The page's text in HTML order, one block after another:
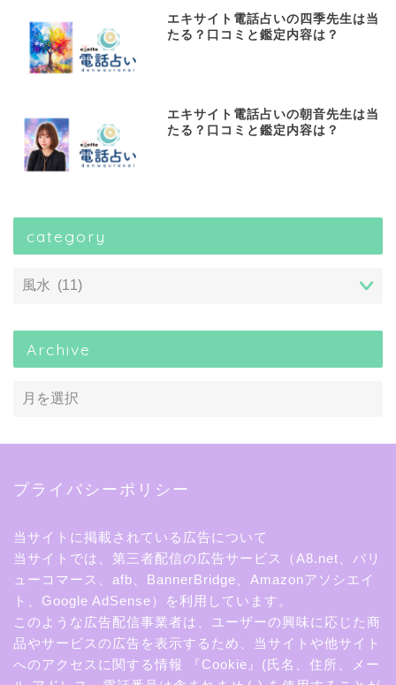
エキサイト電話占いの四季先生は当
たる？口コミと鑑定内容は？
エキサイト電話占いの朝音先生は当
たる？口コミと鑑定内容は？
category
Archive
プライバシーポリシー
当サイトに掲載されている広告について
当サイトでは、第三者配信の広告サービス（A8.net、バリ
ューコマース、afb、BannerBridge、Amazonアソシエイ
ト、Google AdSense）を利用しています。
このような広告配信事業者は、ユーザーの興味に応じた商
品やサービスの広告を表示するため、当サイトや他サイト
へのアクセスに関する情報 『Cookie』(氏名、住所、メー